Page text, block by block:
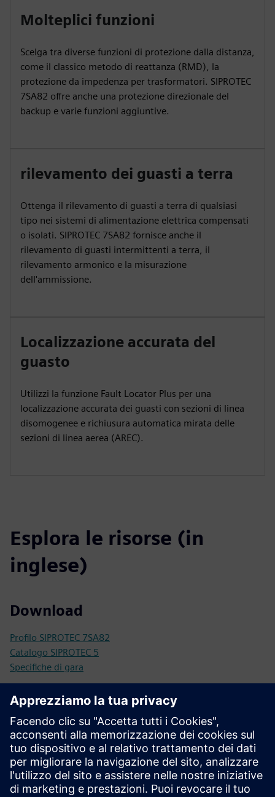
Molteplici funzioni
Scelga tra diverse funzioni di protezione dalla distanza,
come il classico metodo di reattanza (RMD), la
protezione da impedenza per trasformatori. SIPROTEC
7SA82 offre anche una protezione direzionale del
backup e varie funzioni aggiuntive.
rilevamento dei guasti a terra
Ottenga il rilevamento di guasti a terra di qualsiasi
tipo nei sistemi di alimentazione elettrica compensati
o isolati. SIPROTEC 7SA82 fornisce anche il
rilevamento di guasti intermittenti a terra, il
rilevamento armonico e la misurazione
dell'ammissione.
Localizzazione accurata del
guasto
Utilizzi la funzione Fault Locator Plus per una
localizzazione accurata dei guasti con sezioni di linea
disomogenee e richiusura automatica mirata delle
sezioni di linea aerea (AREC).
Esplora le risorse (in
inglese)
Download
Profilo SIPROTEC 7SA82
Catalogo SIPROTEC 5
Specifiche di gara
Configurazione
Configuratore SIPROTEC 5
SIEPortal - Negozio online
SIPROTEC 7SA82 su SIEPortal
Documentazione tecnica, firmware, esempi di applicazioni